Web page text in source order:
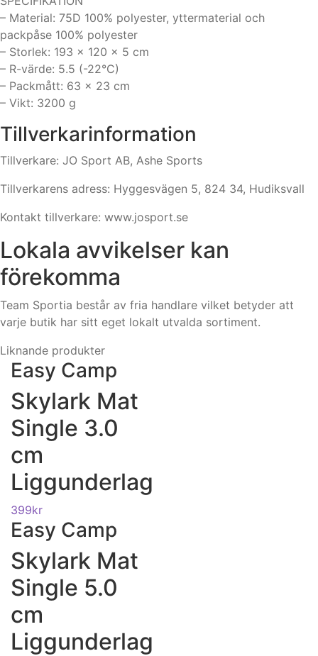
– Material: 75D 100% polyester, yttermaterial och
packpåse 100% polyester
– Storlek: 193 x 120 x 5 cm
– R-värde: 5.5 (-22°C)
– Packmått: 63 x 23 cm
– Vikt: 3200 g
Tillverkarinformation
Tillverkare: JO Sport AB, Ashe Sports
Tillverkarens adress: Hyggesvägen 5, 824 34, Hudiksvall
Kontakt tillverkare: www.josport.se
Lokala avvikelser kan
förekomma
Team Sportia består av fria handlare vilket betyder att
varje butik har sitt eget lokalt utvalda sortiment.
Liknande produkter
Easy Camp
Skylark Mat
Single 3.0
cm
Liggunderlag
399kr
Easy Camp
Skylark Mat
Single 5.0
cm
Liggunderlag